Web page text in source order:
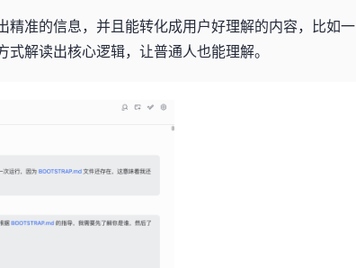
精准的信息，并且能转化成用户好理解的内容，比如一
解读出核心逻辑，让普通人也能理解。